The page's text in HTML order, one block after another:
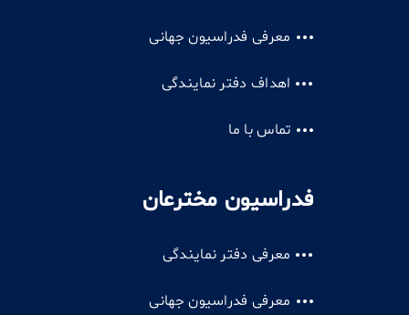
معرفی فدراسیون جهانی
اهداف دفتر نمایندگی
تماس با ما
فدراسیون مخترعان
معرفی دفتر نمایندگی
معرفی فدراسیون جهانی